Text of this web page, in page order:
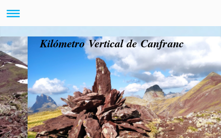
Kilómetro Vertical de Canfranc